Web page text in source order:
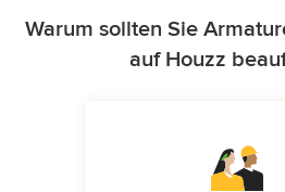
Warum sollten Sie
auf Houzz